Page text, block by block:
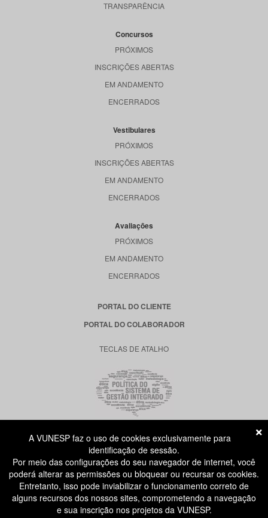
TRANSPARÊNCIA
Concursos
PRÓXIMOS
INSCRIÇÕES ABERTAS
EM ANDAMENTO
ENCERRADOS
Vestibulares
PRÓXIMOS
INSCRIÇÕES ABERTAS
EM ANDAMENTO
ENCERRADOS
Avaliações
PRÓXIMOS
EM ANDAMENTO
ENCERRADOS
PORTAL DO CLIENTE
PORTAL DO COLABORADOR
TECLAS DE ATALHO
RUA DONA GERMAINE BURCHARD, 515
ÁGUA BRANCA - SÃO PAULO SP
CEP: 05002-062
ATENDIMENTO AO CANDIDATO
A VUNESP faz o uso de cookies exclusivamente para
identificação de sessão.
Por meio das configurações do seu navegador de internet, você
poderá alterar as permissões ou bloquear ou recursar os cookies.
Entretanto, isso pode inviabilizar o funcionamento correto de
alguns recursos dos nossos sites, comprometendo a navegação
e sua inscrição nos projetos da VUNESP.